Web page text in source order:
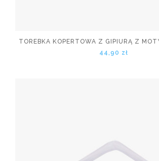
TOREBKA KOPERTOWA Z GIPIURĄ Z
44,90 zł